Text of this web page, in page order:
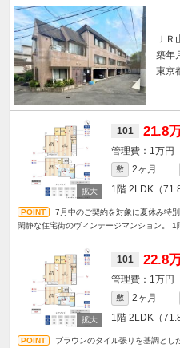
ＪＲ
築年
東京
101 21.8
1万円
敷 2ヶ月
1階 2LDK（
7月中のご契約を対象に夏休み特
閑静な住宅街のヴィンテージマンション。
101 22.8
1万円
敷 2ヶ月
1階 2LDK（
ブラウンのタイル張りを基調とし